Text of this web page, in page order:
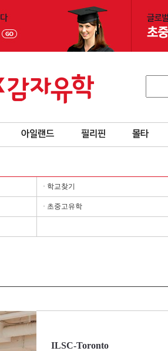
· 학교찾기
· 초중고유학
ILSC-Toronto